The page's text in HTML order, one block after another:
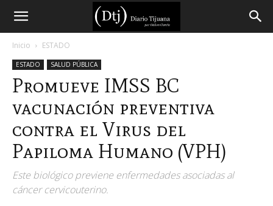
Diario
Tijuana
Inicio ESTADO
ESTADO SALUD PÚBLICA
Promueve IMSS BC
vacunación preventiva
contra el Virus del
Papiloma Humano (VPH)
Este biológico previene enfermedades asociadas al
cáncer cervicouterino.